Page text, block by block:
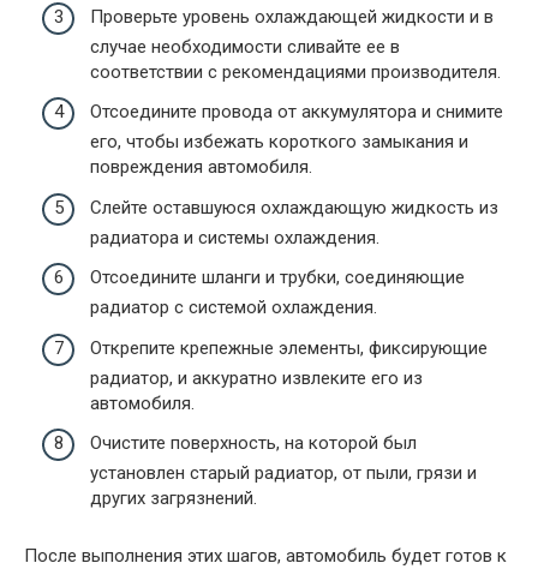
Проверьте уровень охлаждающей жидкости и в
случае необходимости сливайте ее в
соответствии с рекомендациями производителя.
Отсоедините провода от аккумулятора и снимите
его, чтобы избежать короткого замыкания и
повреждения автомобиля.
Слейте оставшуюся охлаждающую жидкость из
радиатора и системы охлаждения.
Отсоедините шланги и трубки, соединяющие
радиатор с системой охлаждения.
Открепите крепежные элементы, фиксирующие
радиатор, и аккуратно извлеките его из
автомобиля.
Очистите поверхность, на которой был
установлен старый радиатор, от пыли, грязи и
других загрязнений.
После выполнения этих шагов, автомобиль будет готов к